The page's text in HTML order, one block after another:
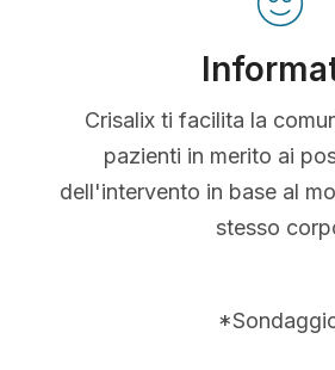
Crisalix ti facilita la
pazienti in merito ai
dell'intervento in base al
stesso